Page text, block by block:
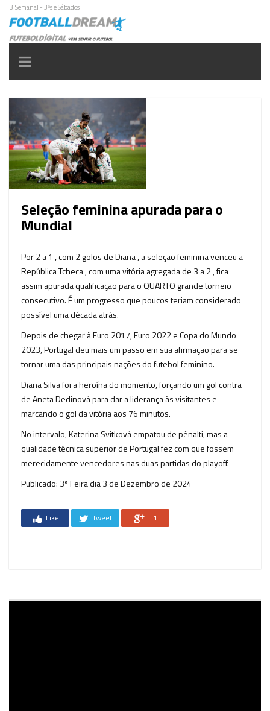
BiSemanal - 3ªs e Sábados
Toggle
navigation
Seleção feminina apurada para o
Mundial
Por 2 a 1 , com 2 golos de Diana , a seleção feminina venceu a
República Tcheca , com uma vitória agregada de 3 a 2 , fica
assim apurada qualificação para o QUARTO grande torneio
consecutivo. É um progresso que poucos teriam considerado
possível uma década atrás.
Depois de chegar à Euro 2017, Euro 2022 e Copa do Mundo
2023, Portugal deu mais um passo em sua afirmação para se
tornar uma das principais nações do futebol feminino.
Diana Silva foi a heroína do momento, forçando um gol contra
de Aneta Dedinová para dar a liderança às visitantes e
marcando o gol da vitória aos 76 minutos.
No intervalo, Katerina Svitková empatou de pênalti, mas a
qualidade técnica superior de Portugal fez com que fossem
merecidamente vencedores nas duas partidas do playoff.
Publicado: 3ª Feira dia 3 de Dezembro de 2024
Like Tweet +1